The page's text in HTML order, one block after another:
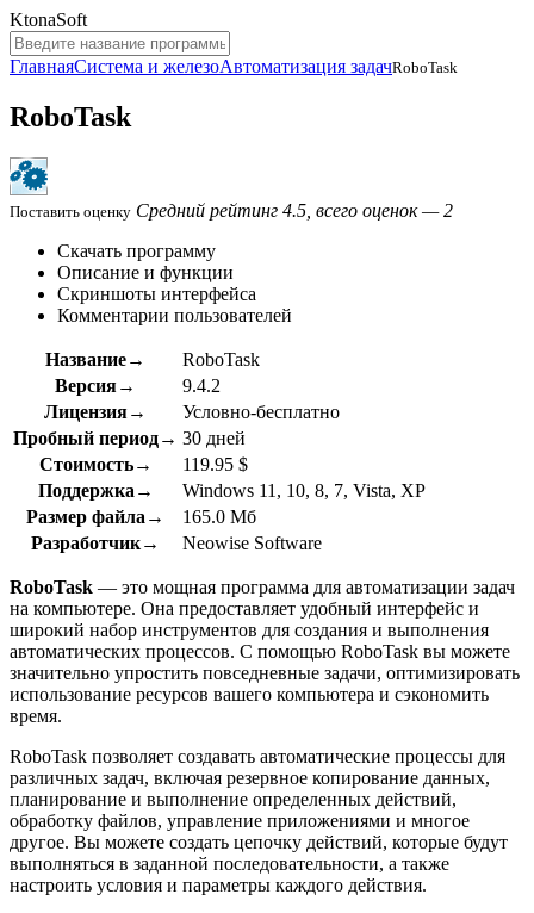
KtonaSoft
ГлавнаяСистема и железоАвтоматизация задачRoboTask
RoboTask
Поставить оценку Средний рейтинг 4.5, всего оценок — 2
Скачать программу
Описание и функции
Скриншоты интерфейса
Комментарии пользователей
Название→
RoboTask
Версия→
9.4.2
Лицензия→
Условно-бесплатно
Пробный период→ 30 дней
Стоимость→
119.95 $
Поддержка→
Windows 11, 10, 8, 7, Vista, XP
Размер файла→
165.0 Мб
Разработчик→
Neowise Software
RoboTask — это мощная программа для автоматизации задач
на компьютере. Она предоставляет удобный интерфейс и
широкий набор инструментов для создания и выполнения
автоматических процессов. С помощью RoboTask вы можете
значительно упростить повседневные задачи, оптимизировать
использование ресурсов вашего компьютера и сэкономить
время.
RoboTask позволяет создавать автоматические процессы для
различных задач, включая резервное копирование данных,
планирование и выполнение определенных действий,
обработку файлов, управление приложениями и многое
другое. Вы можете создать цепочку действий, которые будут
выполняться в заданной последовательности, а также
настроить условия и параметры каждого действия.